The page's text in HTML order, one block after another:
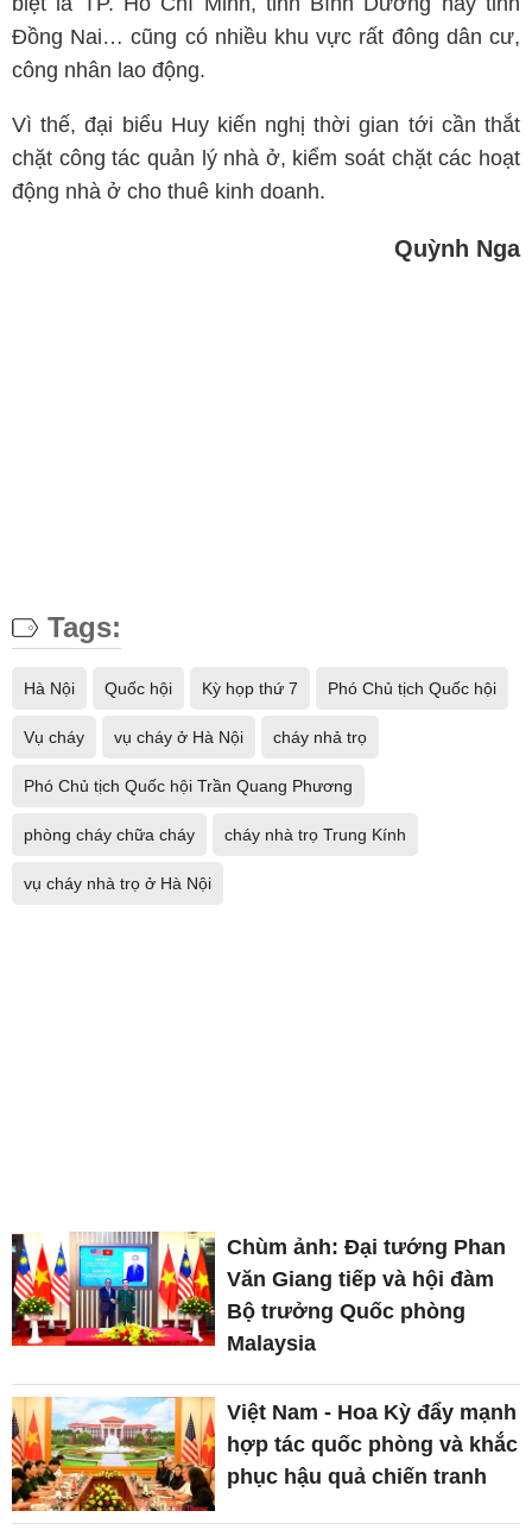
Đồng Nai… cũng có nhiều khu vực rất đông dân cư,
công nhân lao động.
Vì thế, đại biểu Huy kiến nghị thời gian tới cần thắt
chặt công tác quản lý nhà ở, kiểm soát chặt các hoạt
động nhà ở cho thuê kinh doanh.
Quỳnh Nga
Tags:
Hà Nội Quốc hội Kỳ họp thứ 7 Phó Chủ tịch Quốc hội
Vụ cháy vụ cháy ở Hà Nội cháy nhả trọ
Phó Chủ tịch Quốc hội Trần Quang Phương
phòng cháy chữa cháy cháy nhà trọ Trung Kính
vụ cháy nhà trọ ở Hà Nội
Chùm ảnh: Đại tướng Phan
Văn Giang tiếp và hội đàm
Bộ trưởng Quốc phòng
Malaysia
Việt Nam - Hoa Kỳ đẩy mạnh
hợp tác quốc phòng và khắc
phục hậu quả chiến tranh